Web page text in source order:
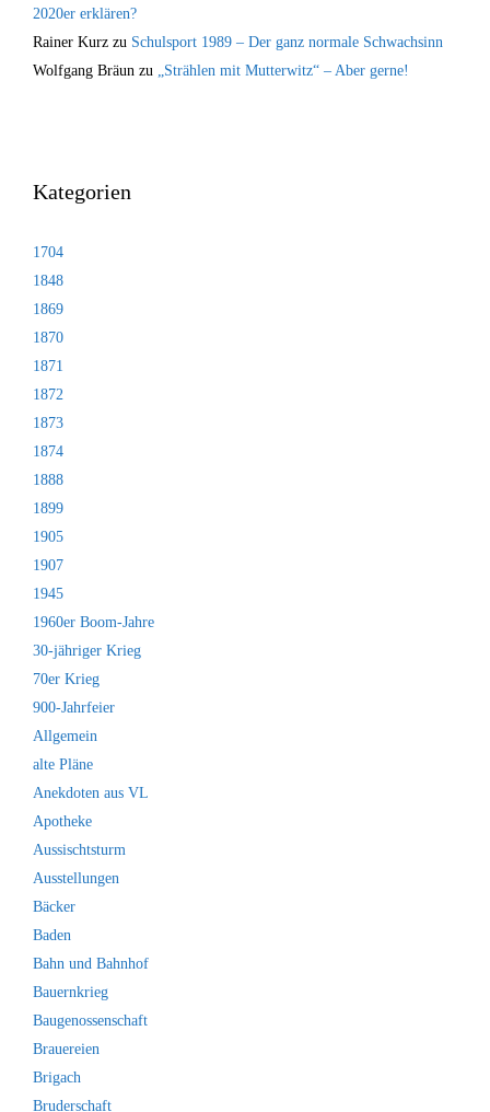
2020er erklären?
Rainer Kurz zu Schulsport 1989 – Der ganz normale Schwachsinn
Wolfgang Bräun zu „Strählen mit Mutterwitz“ – Aber gerne!
Kategorien
1704
1848
1869
1870
1871
1872
1873
1874
1888
1899
1905
1907
1945
1960er Boom-Jahre
30-jähriger Krieg
70er Krieg
900-Jahrfeier
Allgemein
alte Pläne
Anekdoten aus VL
Apotheke
Aussischtsturm
Ausstellungen
Bäcker
Baden
Bahn und Bahnhof
Bauernkrieg
Baugenossenschaft
Brauereien
Brigach
Bruderschaft